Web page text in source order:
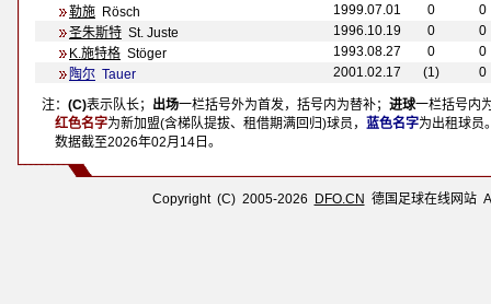
勒施 Rösch 1999.07.01 0
0
圣朱斯特 St. Juste 1996.10.19 0
0
K.施特格 Stöger 1993.08.27 0
0
陶尔 Tauer 2001.02.17 (1) 0
注： (C)表示队长； 出场一栏括号外为首发，括号内为替补； 进球一栏括号内
红色名字为新加盟(含梯队提拔、租借期满回归)球员， 蓝色名字为出租球员
数据截至2026年02月14日 。
Copyright (C) 2005-2026 DFO.CN 德国足球在线网站